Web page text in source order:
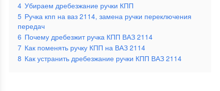
4 Убираем дребезжание ручки КПП
5 Ручка кпп на ваз 2114, замена ручки переключения
передач
6 Почему дребезжит ручка КПП ВАЗ 2114
7 Как поменять ручку КПП на ВАЗ 2114
8 Как устранить дребезжание ручки КПП ВАЗ 2114